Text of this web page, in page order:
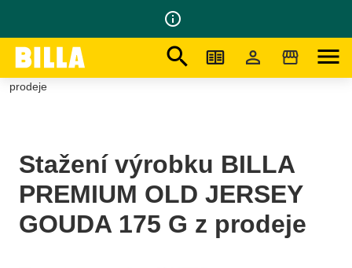
info_outline
search menu
Na domovskou stránku Tiskové Zprávy
Stažení výrobku BILLA PREMIUM OLD JERSEY GOUDA 175 G z
prodeje
Stažení výrobku BILLA
PREMIUM OLD JERSEY
GOUDA 175 G z prodeje